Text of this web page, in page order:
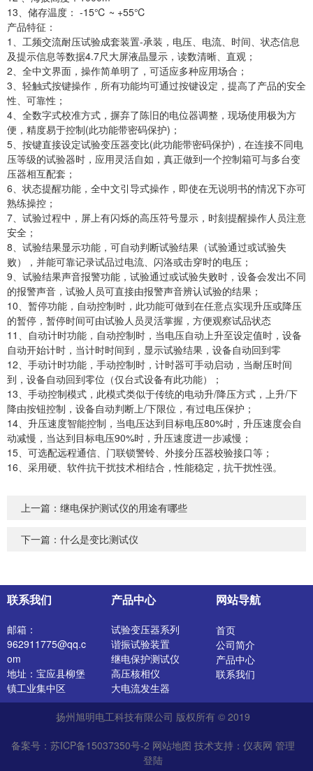
13、储存温度： -15℃ ~ +55℃
产品特征：
1、工频交流耐压试验成套装置-承装，电压、电流、时间、状态信息
及提示信息等数据4.7尺大屏液晶显示，读数清晰、直观；
2、全中文界面，操作简单明了，可适应多种应用场合；
3、轻触式按键操作，所有功能均可通过按键设定，提高了产品的安全
性、可靠性；
4、全数字式校准方式，摒弃了陈旧的电位器调整，现场使用极为方
便，精度易于控制(此功能带密码保护)；
5、按键直接设定试验变压器变比(此功能带密码保护)，在连接不同电
压等级的试验器时，应用灵活自如，真正做到一个控制箱可与多台变
压器相互配套；
6、状态提醒功能，全中文引导式操作，即使在无说明书的情况下亦可
熟练操控；
7、试验过程中，屏上有闪烁的高压符号显示，时刻提醒操作人员注意
安全；
8、试验结果显示功能，可自动判断试验结果（试验通过或试验失
败），并能可靠记录试品过电流、闪洛或击穿时的电压；
9、试验结果声音报警功能，试验通过或试验失败时，设备会发出不同
的报警声音，试验人员可直接由报警声音辨认试验的结果；
10、暂停功能，自动控制时，此功能可做到在任意点实现升压或降压
的暂停，暂停时间可由试验人员灵活掌握，方便观察试品状态
11、自动计时功能，自动控制时，当电压自动上升至设定值时，设备
自动开始计时，当计时时间到，显示试验结果，设备自动回到零
12、手动计时功能，手动控制时，计时器可手动启动，当耐压时间
到，设备自动回到零位（仅台式设备有此功能）；
13、手动控制模式，此模式类似于传统的电动升/降压方式，上升/下
降由按钮控制，设备自动判断上/下限位，有过电压保护；
14、升压速度智能控制，当电压达到目标电压80%时，升压速度会自
动减慢，当达到目标电压90%时，升压速度进一步减慢；
15、可选配远程通信、门联锁警铃、外接分压器校验接口等；
16、采用硬、软件抗干扰技术相结合，性能稳定，抗干扰性强。
上一篇： 继电保护测试仪的用途有哪些
下一篇： 什么是变比测试仪
联系我们
邮箱：
962911775@qq.c
om
地址：宝应县柳堡
镇工业集中区
产品中心
试验变压器系列
谐振试验装置
继电保护测试仪
高压核相仪
大电流发生器
开关特性测试仪
高压发生器
介质损耗测试仪
直流电阻测试仪
网站导航
首页
公司简介
产品中心
联系我们
扬州旭明电工科技有限公司 版权所有 © 2019
备案号：苏ICP备15037350号-2 网站地图 技术支持： 仪表网 管理
登陆